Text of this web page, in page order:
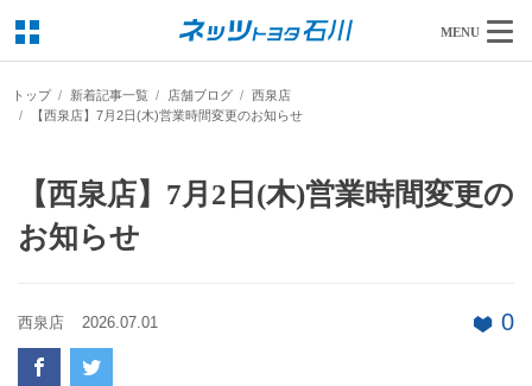
MENU
トップ 新着記事一覧 店舗ブログ
西泉店
【西泉店】7月2日(木)営業時間変更のお知らせ
【西泉店】7月2日(木)営業時間変更の
お知らせ
西泉店 2026.07.01 0